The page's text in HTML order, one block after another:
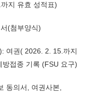
까지 유효 성적표)
(첨부양식)
): 여권( 2026. 2. 15.까지
방접종 기록 (FSU 요구)
동의서, 여권사본,